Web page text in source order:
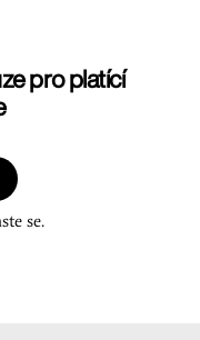
pro platící
se.